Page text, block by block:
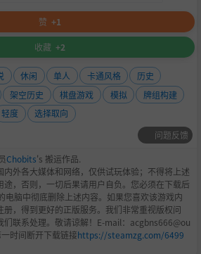
赞 +1
收藏 +2
休闲 单人 卡通风格
历史
架空历史 棋盘游戏 模拟
牌组构建
轻度
选择取向
问题反馈
Chobits's 搬运作品.
内外各大媒体和网络，仅供试玩体验；不得将上述
途，否则，一切后果请用户自负。您必须在下载后
电脑中彻底删除上述内容。如果您喜欢该游戏内
册，得到更好的正版服务。我们非常重视版权问
们联系处理。敬请谅解！E-mail：acgbns666@ou
时间断开下载链接https://steamzg.com/6499